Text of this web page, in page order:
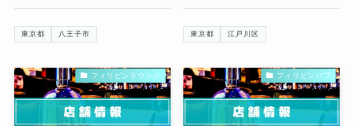
東京都 八王子市 東京都 江戸川区
フィリピンラウンジ フィリピンパブ